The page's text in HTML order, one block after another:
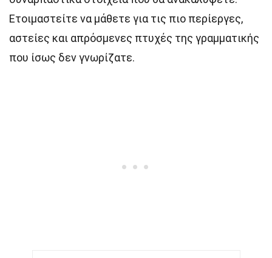
Ετοιμαστείτε να μάθετε για τις πιο περίεργες,
αστείες και απρόσμενες πτυχές της γραμματικής
που ίσως δεν γνωρίζατε.